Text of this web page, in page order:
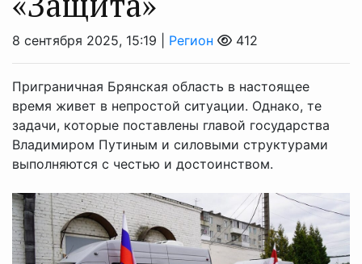
8 сентября 2025, 15:19 | Регион 412
Приграничная Брянская область в настоящее
время живет в непростой ситуации. Однако, те
задачи, которые поставлены главой государства
Владимиром Путиным и силовыми структурами
выполняются с честью и достоинством.